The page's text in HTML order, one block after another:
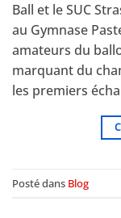
Ball et le SUC
au Gymnase
amateurs du
marquant du
les premiers
Posté dans Blog